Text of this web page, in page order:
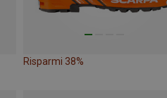
Risparmi 38%